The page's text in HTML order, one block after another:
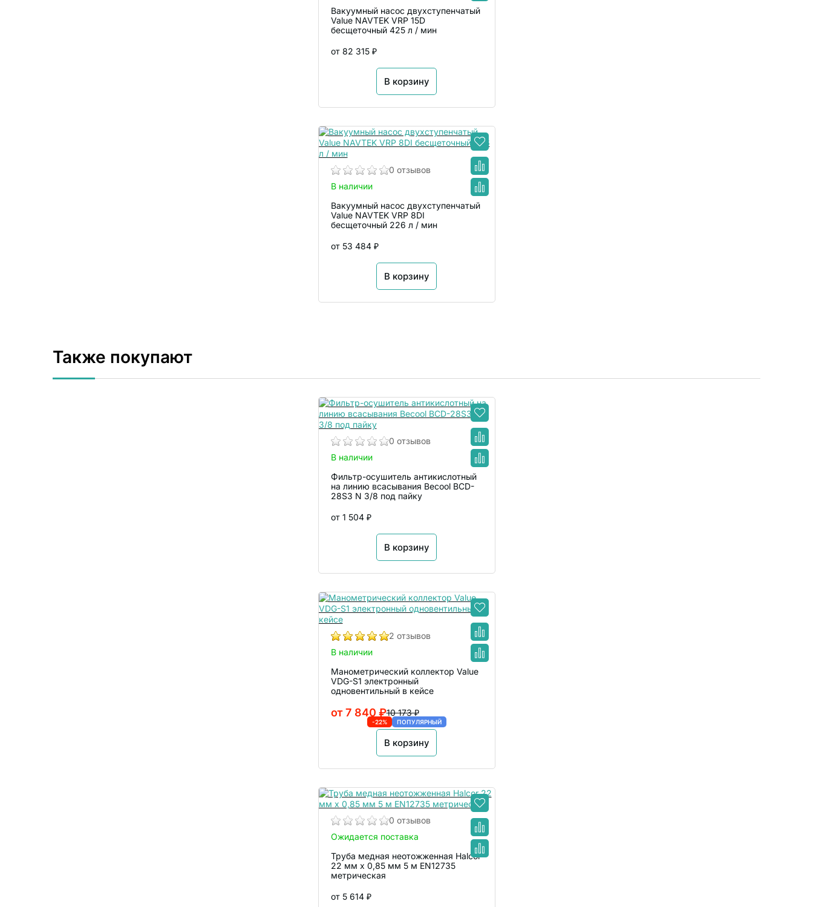
Вакуумный насос двухступенчатый
Value NAVTEK VRP 15D
бесщеточный 425 л / мин
от 82 315 ₽
В корзину
0 отзывов
В наличии
Вакуумный насос двухступенчатый
Value NAVTEK VRP 8DI
бесщеточный 226 л / мин
от 53 484 ₽
В корзину
Также покупают
0 отзывов
В наличии
Фильтр-осушитель антикислотный
на линию всасывания Becool BCD-
28S3 N 3/8 под пайку
от 1 504 ₽
В корзину
2 отзывов
В наличии
Манометрический коллектор Value
VDG-S1 электронный
одновентильный в кейсе
10 173 ₽
от 7 840 ₽
В корзину
-22% ПОПУЛЯРНЫЙ
0 отзывов
Ожидается поставка
Труба медная неотожженная Halcor
22 мм x 0,85 мм 5 м EN12735
метрическая
от 5 614 ₽